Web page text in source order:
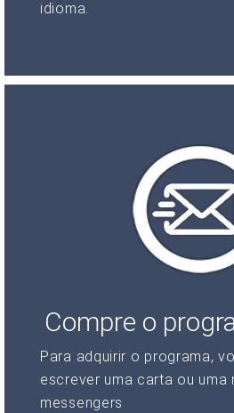
idioma.
Compre o
Para adquirir o programa,
escrever uma carta ou uma
messengers